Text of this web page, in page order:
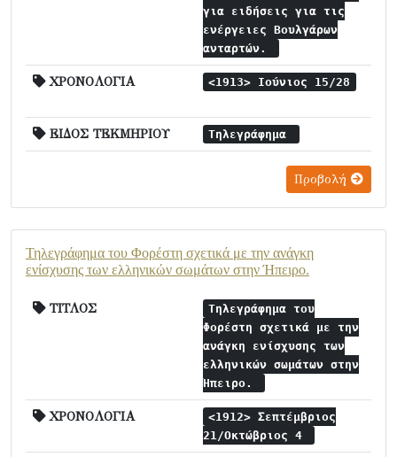
για ειδήσεις για τις
ενέργειες Βουλγάρων
ανταρτών.
ΧΡΟΝΟΛΟΓΙΑ <1913> Ιούνιος 15/28
ΕΙΔΟΣ ΤΕΚΜΗΡΙΟΥ Τηλεγράφημα
Προβολή
Τηλεγράφημα του Φορέστη σχετικά με την ανάγκη
ενίσχυσης των ελληνικών σωμάτων στην Ήπειρο.
ΤΙΤΛΟΣ
Τηλεγράφημα του
Φορέστη σχετικά με την
ανάγκη ενίσχυσης των
ελληνικών σωμάτων στην
Ήπειρο.
ΧΡΟΝΟΛΟΓΙΑ
<1912> Σεπτέμβριος
21/Οκτώβριος 4